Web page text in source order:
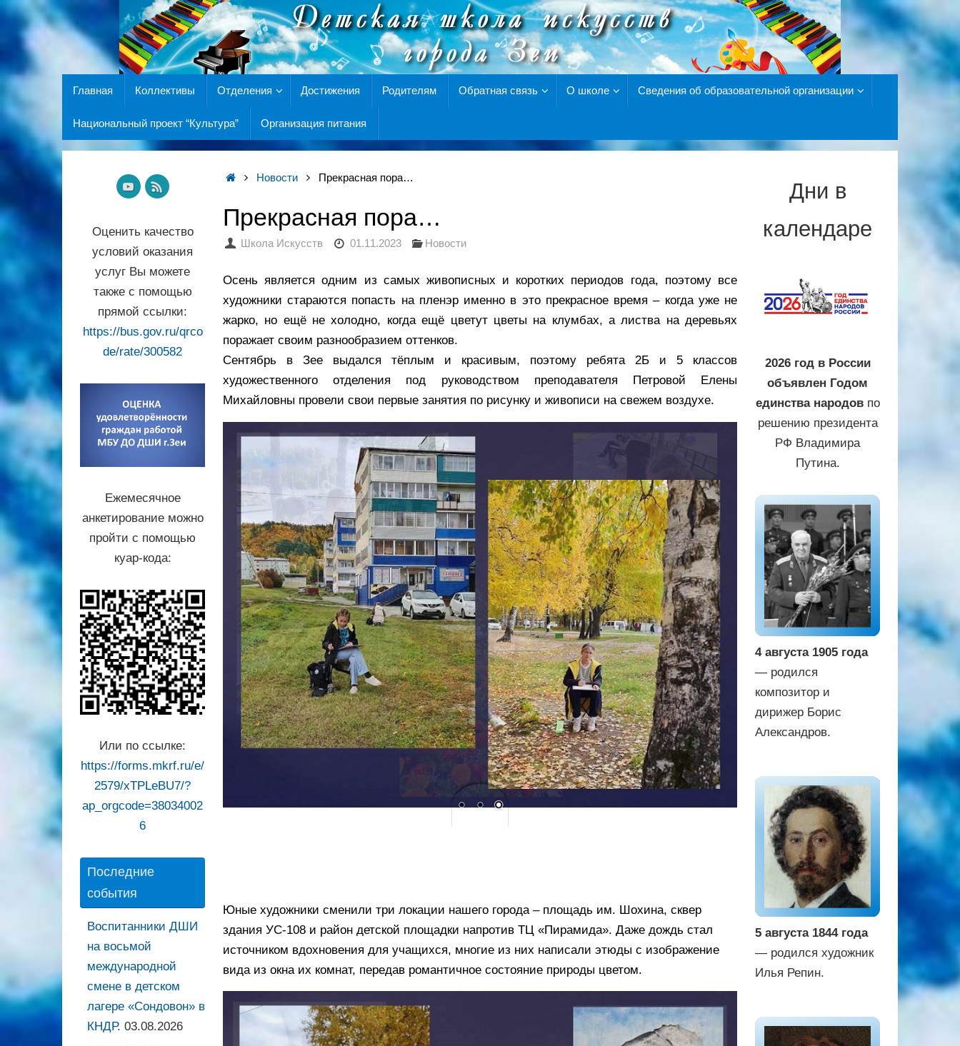
Главная Коллективы Отделения Достижения Родителям Обратная связь О школе Сведения об образовательной организации
Национальный проект “Культура” Организация питания
Новости Прекрасная пора…
Прекрасная пора…
Школа Искусств 01.11.2023 Новости
Осень является одним из самых живописных и коротких периодов года, поэтому все
художники стараются попасть на пленэр именно в это прекрасное время – когда уже не
жарко, но ещё не холодно, когда ещё цветут цветы на клумбах, а листва на деревьях
поражает своим разнообразием оттенков.
Сентябрь в Зее выдался тёплым и красивым, поэтому ребята 2Б и 5 классов
художественного отделения под руководством преподавателя Петровой Елены
Михайловны провели свои первые занятия по рисунку и живописи на свежем воздухе.
Юные художники сменили три локации нашего города – площадь им. Шохина, сквер
здания УС-108 и район детской площадки напротив ТЦ «Пирамида». Даже дождь стал
источником вдохновения для учащихся, многие из них написали этюды с изображение
вида из окна их комнат, передав романтичное состояние природы цветом.
Оценить качество
условий оказания
услуг Вы можете
также с помощью
прямой ссылки:
https://bus.gov.ru/qrco
de/rate/300582
Ежемесячное
анкетирование можно
пройти с помощью
куар-кода:
Или по ссылке:
https://forms.mkrf.ru/e/
2579/xTPLeBU7/?
ap_orgcode=38034002
6
Последние
события
Воспитанники ДШИ
на восьмой
международной
смене в детском
лагере «Сондовон» в
КНДР. 03.08.2026
Дни в
календаре
2026 год в России
объявлен Годом
единства народовпо
решению президента
РФ Владимира
Путина.
4 августа 1905 года
— родился
композитор и
дирижер Борис
Александров.
5 августа 1844 года
— родился художник
Илья Репин.